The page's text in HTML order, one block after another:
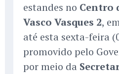
estandes no Centro
Vasco Vasques 2,
até esta sexta-feira
promovido pelo
por meio da